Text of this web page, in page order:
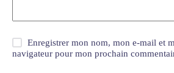
Saisissez le texte affiché ci-dessus: